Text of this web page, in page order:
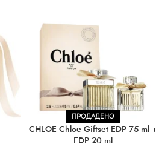
ПРОДАДЕНО
CHLOE Chloe Giftset EDP 75 ml +
EDP 20 ml